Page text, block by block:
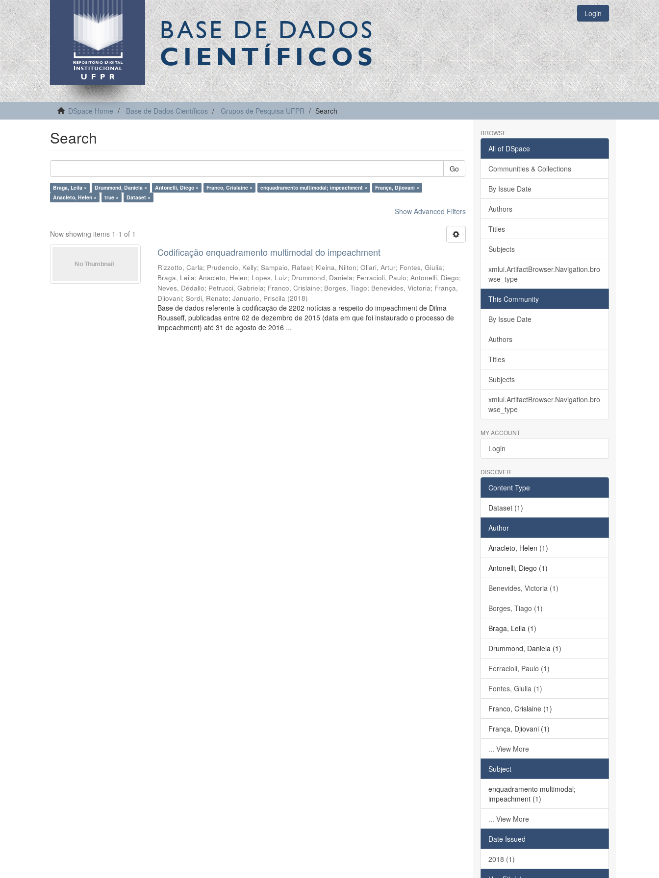
BASE DE DADOS
CIENTÍFICOS
Login
DSpace Home Base de Dados Científicos Grupos de Pesquisa UFPR Search
Search
Go
Braga, Leila × Drummond, Daniela × Antonelli, Diego × Franco, Crislaine × enquadramento multimodal; impeachment ×
França, Djiovani ×
Anacleto, Helen ×
true × Dataset ×
Show Advanced Filters
Now showing items 1-1 of 1
Codificação enquadramento multimodal do impeachment
Rizzotto, Carla; Prudencio, Kelly;Sampaio, Rafael; Kleina, Nilton;Oliari, Artur; Fontes, Giulia;
Braga, Leila;Anacleto, Helen; Lopes, Luiz; Drummond, Daniela; Ferracioli, Paulo;Antonelli, Diego;
Neves, Dédallo; Petrucci, Gabriela; Franco, Crislaine; Borges, Tiago; Benevides, Victoria; França,
Djiovani;Sordi, Renato;Januario, Priscila (2018)
Base de dados referente à codificação de 2202 notícias a respeito do impeachment de Dilma
Rousseff, publicadas entre 02 de dezembro de 2015 (data em que foi instaurado o processo de
impeachment) até 31 de agosto de 2016 ...
BROWSE
All of DSpace
Communities & Collections
By Issue Date
Authors
Titles
Subjects
xmlui.ArtifactBrowser.Navigation.bro
wse_type
This Community
By Issue Date
Authors
Titles
Subjects
xmlui.ArtifactBrowser.Navigation.bro
wse_type
MY ACCOUNT
Login
DISCOVER
Content Type
Dataset (1)
Author
Anacleto, Helen (1)
Antonelli, Diego (1)
Benevides, Victoria (1)
Borges, Tiago (1)
Braga, Leila (1)
Drummond, Daniela (1)
Ferracioli, Paulo (1)
Fontes, Giulia (1)
Franco, Crislaine (1)
França, Djiovani (1)
... View More
Subject
enquadramento multimodal;
impeachment (1)
... View More
Date Issued
2018 (1)